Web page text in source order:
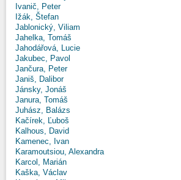
Ivanič, Peter
Ižák, Štefan
Jablonický, Viliam
Jahelka, Tomáš
Jahodářová, Lucie
Jakubec, Pavol
Jančura, Peter
Janiš, Dalibor
Jánsky, Jonáš
Janura, Tomáš
Juhász, Balázs
Kačírek, Ľuboš
Kalhous, David
Kamenec, Ivan
Karamoutsiou, Alexandra
Karcol, Marián
Kaška, Václav